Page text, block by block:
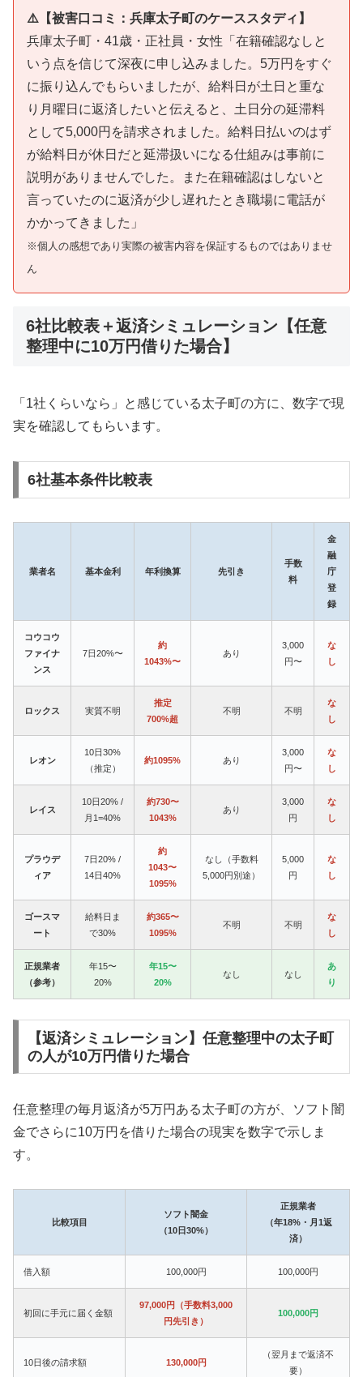
⚠️【被害口コミ：兵庫太子町のケーススタディ】
兵庫太子町・41歳・正社員・女性「在籍確認なしと
いう点を信じて深夜に申し込みました。5万円をすぐ
に振り込んでもらいましたが、給料日が土日と重な
り月曜日に返済したいと伝えると、土日分の延滞料
として5,000円を請求されました。給料日払いのはず
が給料日が休日だと延滞扱いになる仕組みは事前に
説明がありませんでした。また在籍確認はしないと
言っていたのに返済が少し遅れたとき職場に電話が
かかってきました」
※個人の感想であり実際の被害内容を保証するものではありませ
ん
6社比較表＋返済シミュレーション【任意
整理中に10万円借りた場合】
「1社くらいなら」と感じている太子町の方に、数字で現
実を確認してもらいます。
6社基本条件比較表
業者名 基本金利 年利換算 先引き
手数
料
金
融
庁
登
録
コウコウ
ファイナ
ンス
7日20%〜
約
1043%〜
あり
3,000
円〜
な
し
ロックス 実質不明
推定
700%超
不明 不明
な
し
レオン
10日30%
（推定）
約1095% あり
3,000
円〜
な
し
レイス
10日20% /
月1=40%
約730〜
1043%
あり
3,000
円
な
し
プラウデ
ィア
7日20% /
14日40%
約
1043〜
1095%
なし（手数料
5,000円別途）
5,000
円
な
し
ゴースマ
ート
給料日ま
で30%
約365〜
1095%
不明 不明
な
し
正規業者
（参考）
年15〜
20%
年15〜
20%
なし なし
あ
り
【返済シミュレーション】任意整理中の太子町
の人が10万円借りた場合
任意整理の毎月返済が5万円ある太子町の方が、ソフト闇
金でさらに10万円を借りた場合の現実を数字で示しま
す。
比較項目
ソフト闇金
（10日30%）
正規業者
（年18%・月1返
済）
借入額 100,000円 100,000円
初回に手元に届く金額
97,000円（手数料3,000
円先引き）
100,000円
10日後の請求額 130,000円
（翌月まで返済不
要）